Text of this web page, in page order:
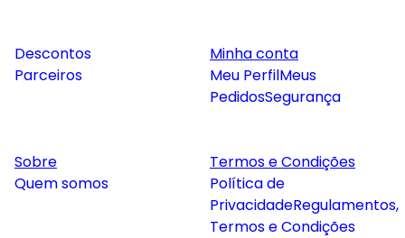
Descontos
Parceiros
Minha conta
Meu PerfilMeus
PedidosSegurança
Sobre
Quem somos
Termos e Condições
Política de
PrivacidadeRegulamentos,
Termos e Condições